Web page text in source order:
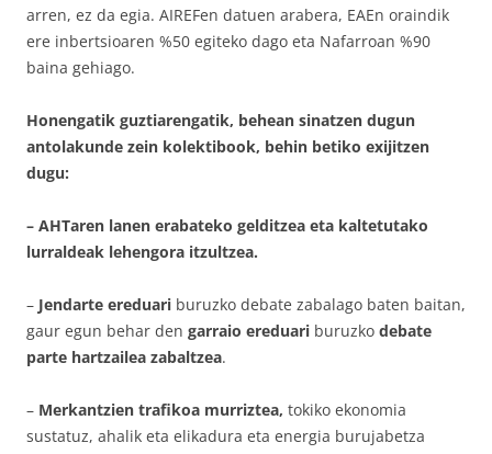
arren, ez da egia. AIREFen datuen arabera, EAEn oraindik
ere inbertsioaren %50 egiteko dago eta Nafarroan %90
baina gehiago.
Honengatik guztiarengatik, behean sinatzen dugun
antolakunde zein kolektibook, behin betiko exijitzen
dugu:
– AHTaren lanen erabateko gelditzea eta kaltetutako
lurraldeak lehengora itzultzea.
– Jendarte ereduari buruzko debate zabalago baten baitan,
gaur egun behar den garraio ereduari buruzko debate
parte hartzailea zabaltzea.
– Merkantzien trafikoa murriztea, tokiko ekonomia
sustatuz, ahalik eta elikadura eta energia burujabetza